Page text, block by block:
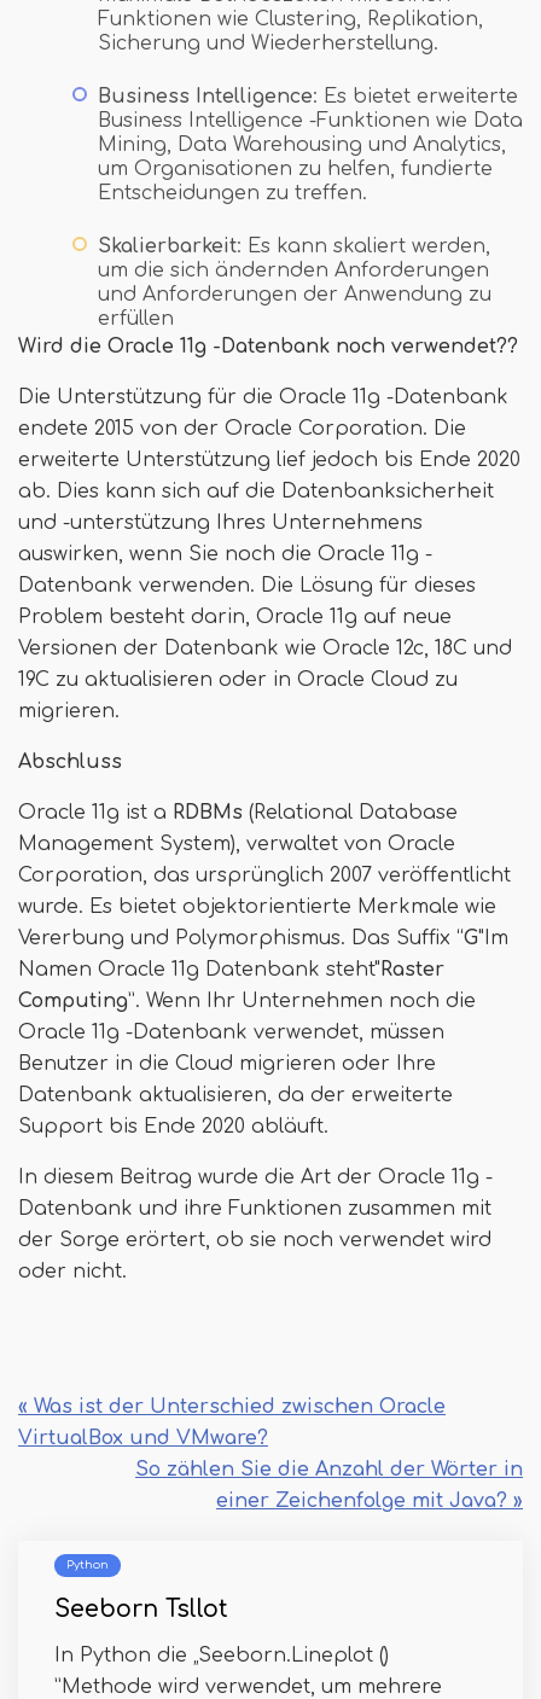
Funktionen wie Clustering, Replikation,
Sicherung und Wiederherstellung.
Business Intelligence: Es bietet erweiterte
Business Intelligence -Funktionen wie Data
Mining, Data Warehousing und Analytics,
um Organisationen zu helfen, fundierte
Entscheidungen zu treffen.
Skalierbarkeit: Es kann skaliert werden,
um die sich ändernden Anforderungen
und Anforderungen der Anwendung zu
erfüllen
Wird die Oracle 11g -Datenbank noch verwendet??
Die Unterstützung für die Oracle 11g -Datenbank
endete 2015 von der Oracle Corporation. Die
erweiterte Unterstützung lief jedoch bis Ende 2020
ab. Dies kann sich auf die Datenbanksicherheit
und -unterstützung Ihres Unternehmens
auswirken, wenn Sie noch die Oracle 11g -
Datenbank verwenden. Die Lösung für dieses
Problem besteht darin, Oracle 11g auf neue
Versionen der Datenbank wie Oracle 12c, 18C und
19C zu aktualisieren oder in Oracle Cloud zu
migrieren.
Abschluss
Oracle 11g ist a RDBMs (Relational Database
Management System), verwaltet von Oracle
Corporation, das ursprünglich 2007 veröffentlicht
wurde. Es bietet objektorientierte Merkmale wie
Vererbung und Polymorphismus. Das Suffix “G"Im
Namen Oracle 11g Datenbank steht"Raster
Computing”. Wenn Ihr Unternehmen noch die
Oracle 11g -Datenbank verwendet, müssen
Benutzer in die Cloud migrieren oder Ihre
Datenbank aktualisieren, da der erweiterte
Support bis Ende 2020 abläuft.
In diesem Beitrag wurde die Art der Oracle 11g -
Datenbank und ihre Funktionen zusammen mit
der Sorge erörtert, ob sie noch verwendet wird
oder nicht.
« Was ist der Unterschied zwischen Oracle
VirtualBox und VMware?
So zählen Sie die Anzahl der Wörter in
einer Zeichenfolge mit Java? »
Python
Seeborn Tsllot
In Python die „Seeborn.Lineplot ()
”Methode wird verwendet, um mehrere